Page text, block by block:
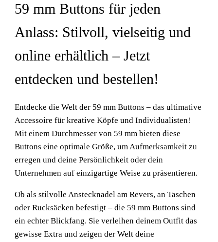
59 mm Buttons für jeden
Anlass: Stilvoll, vielseitig und
online erhältlich – Jetzt
entdecken und bestellen!
Entdecke die Welt der 59 mm Buttons – das ultimative
Accessoire für kreative Köpfe und Individualisten!
Mit einem Durchmesser von 59 mm bieten diese
Buttons eine optimale Größe, um Aufmerksamkeit zu
erregen und deine Persönlichkeit oder dein
Unternehmen auf einzigartige Weise zu präsentieren.
Ob als stilvolle Anstecknadel am Revers, an Taschen
oder Rucksäcken befestigt – die 59 mm Buttons sind
ein echter Blickfang. Sie verleihen deinem Outfit das
gewisse Extra und zeigen der Welt deine